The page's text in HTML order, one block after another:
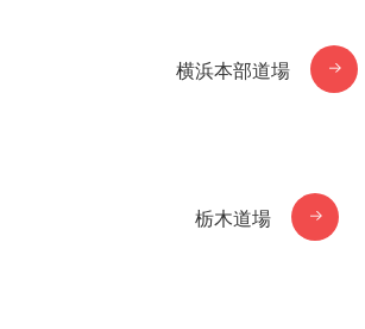
横浜本部道場
栃木道場